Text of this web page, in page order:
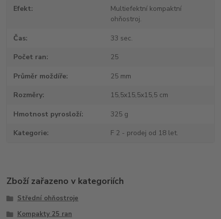
Efekt
Multiefektní kompaktní
ohňostroj.
Čas 33 sec.
Počet ran 25
Průměr moždíře 25 mm
Rozměry 15,5x15,5x15,5 cm
Hmotnost pyrosloží 325 g
Kategorie F 2 - prodej od 18 let.
Zboží zařazeno v kategoriích
Střední ohňostroje
Kompakty 25 ran